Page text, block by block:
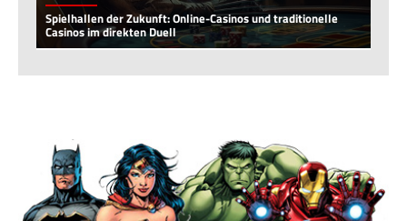
Spielhallen der Zukunft: Online-Casinos und traditionelle
Casinos im direkten Duell